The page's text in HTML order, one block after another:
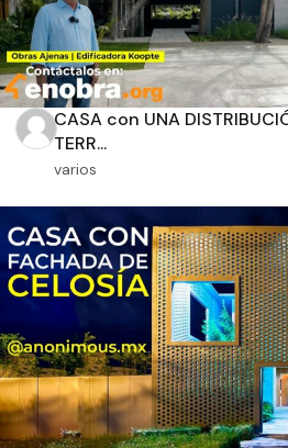
CASA con UNA
TERR...
varios
Recamaras
Orientación solar
Dimensiones
m2 de construcción